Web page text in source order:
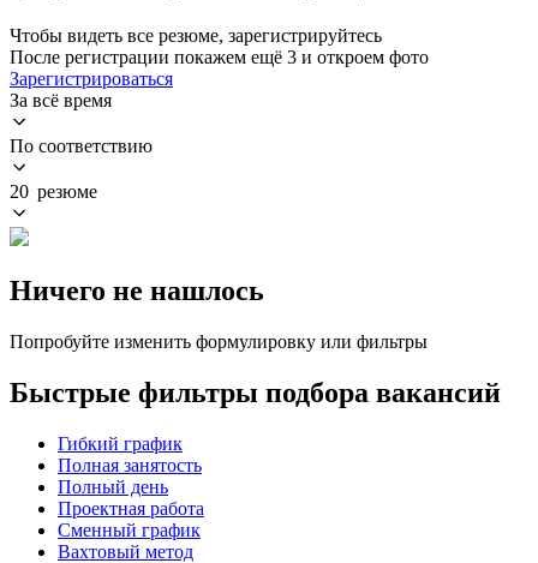
Чтобы видеть все резюме, зарегистрируйтесь
После регистрации покажем ещё 3 и откроем фото
Зарегистрироваться
За всё время
По соответствию
20 резюме
Ничего не нашлось
Попробуйте изменить формулировку или фильтры
Быстрые фильтры подбора вакансий
Гибкий график
Полная занятость
Полный день
Проектная работа
Сменный график
Вахтовый метод